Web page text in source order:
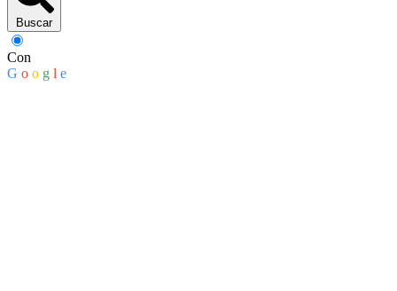
Buscar
Con
G o o g l e